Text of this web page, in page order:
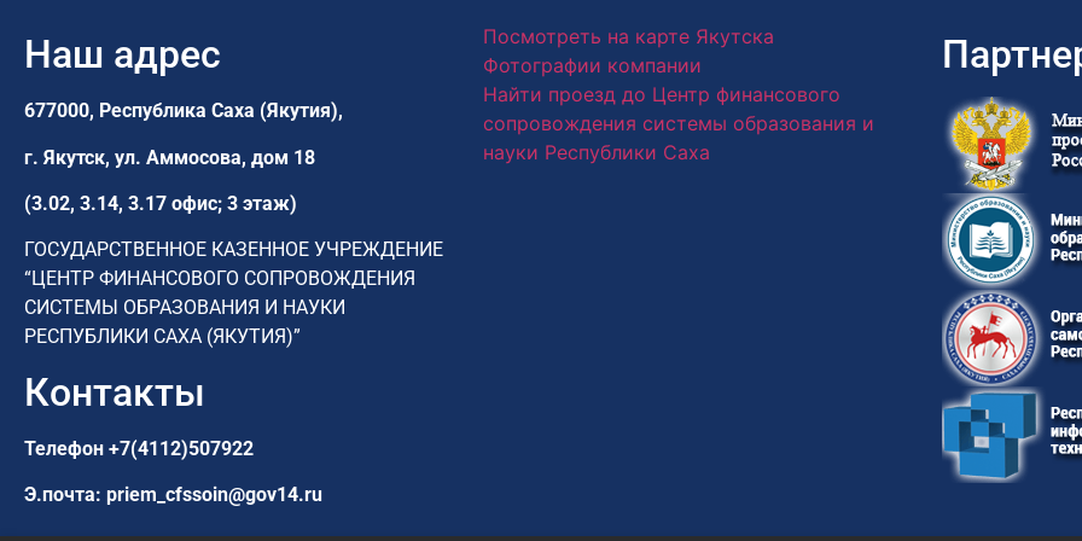
Наш адрес
677000, Республика Саха (Якутия),
г. Якутск, ул. Аммосова, дом 18
(3.02, 3.14, 3.17 офис; 3 этаж)
ГОСУДАРСТВЕННОЕ КАЗЕННОЕ УЧРЕЖДЕНИЕ
“ЦЕНТР ФИНАНСОВОГО СОПРОВОЖДЕНИЯ
СИСТЕМЫ ОБРАЗОВАНИЯ И НАУКИ
РЕСПУБЛИКИ САХА (ЯКУТИЯ)”
Контакты
Телефон +7(4112)507922
Э.почта: priem_cfssoin@gov14.ru
Посмотреть на карте Якутска
Фотографии компании
Найти проезд до Центр финансового
сопровождения системы образования и
науки Республики Саха